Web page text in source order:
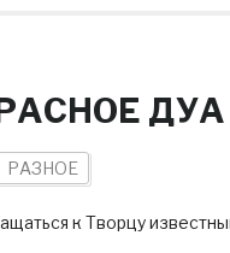
РАЗНОЕ
к Творцу